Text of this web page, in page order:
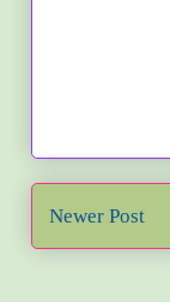
Newer Post